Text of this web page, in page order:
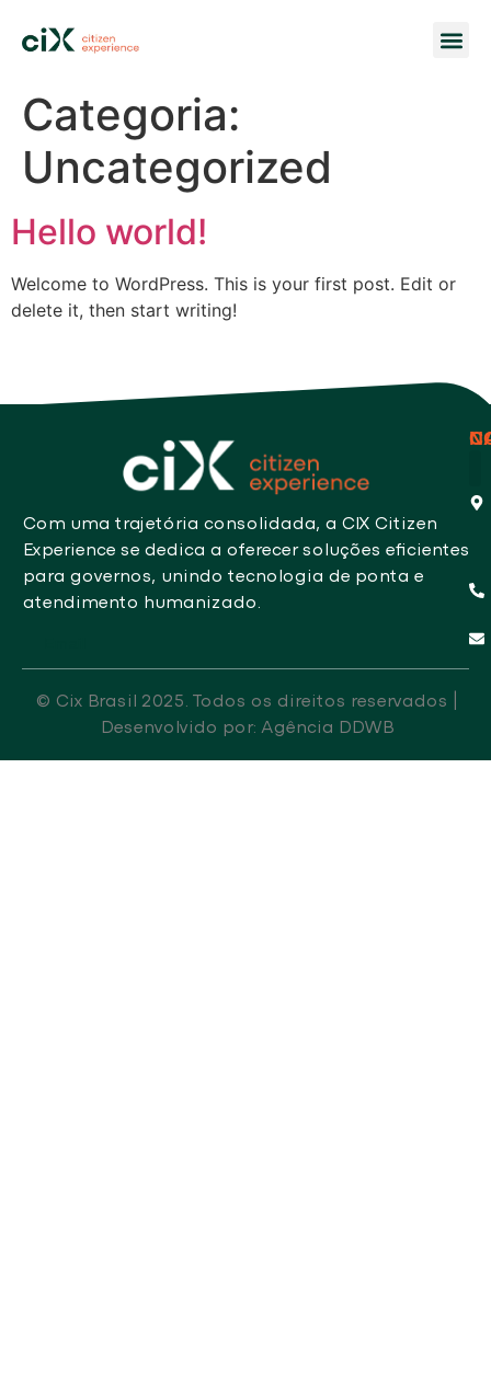
Categoria:
Uncategorized
Hello world!
Welcome to WordPress. This is your first post. Edit or
delete it, then start writing!
Com uma trajetória consolidada, a CIX Citizen
Experience se dedica a oferecer soluções eficientes
para governos, unindo tecnologia de ponta e
atendimento humanizado.
© Cix Brasil 2025. Todos os direitos reservados |
Desenvolvido por: Agência DDWB